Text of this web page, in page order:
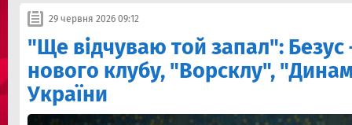
29 червня 2026 09:12
"Ще відчуваю той запал":
нового клубу, "Ворсклу",
України